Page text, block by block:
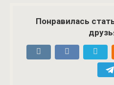
Понравилась